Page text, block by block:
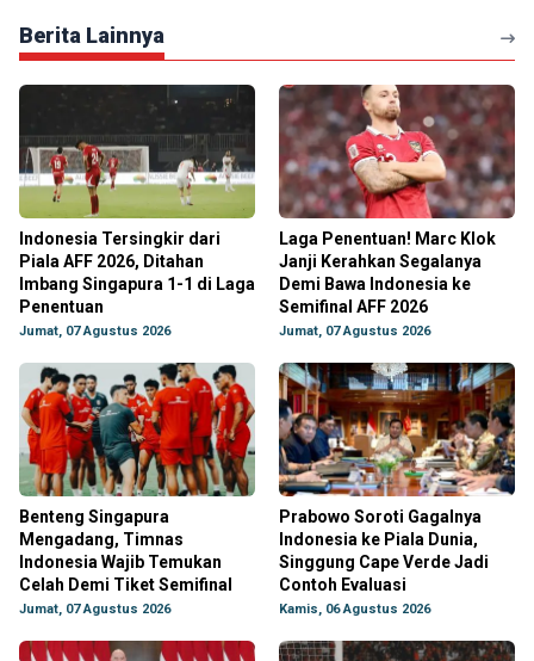
Berita Lainnya
Indonesia Tersingkir dari
Piala AFF 2026, Ditahan
Imbang Singapura 1-1 di Laga
Penentuan
Jumat, 07 Agustus 2026
Laga Penentuan! Marc Klok
Janji Kerahkan Segalanya
Demi Bawa Indonesia ke
Semifinal AFF 2026
Jumat, 07 Agustus 2026
Benteng Singapura
Mengadang, Timnas
Indonesia Wajib Temukan
Celah Demi Tiket Semifinal
Jumat, 07 Agustus 2026
Prabowo Soroti Gagalnya
Indonesia ke Piala Dunia,
Singgung Cape Verde Jadi
Contoh Evaluasi
Kamis, 06 Agustus 2026